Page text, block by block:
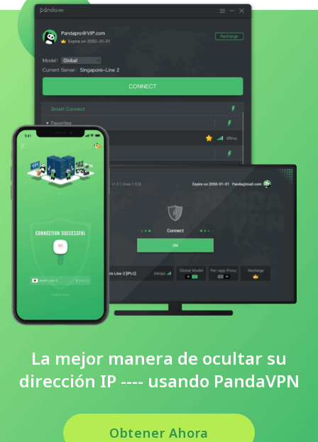
La mejor manera de ocultar su
dirección IP ---- usando PandaVPN
Obtener Ahora